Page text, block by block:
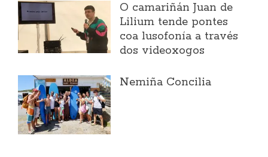
O camariñán Juan de
Lilium tende pontes
coa lusofonía a través
dos videoxogos
Nemiña Concilia